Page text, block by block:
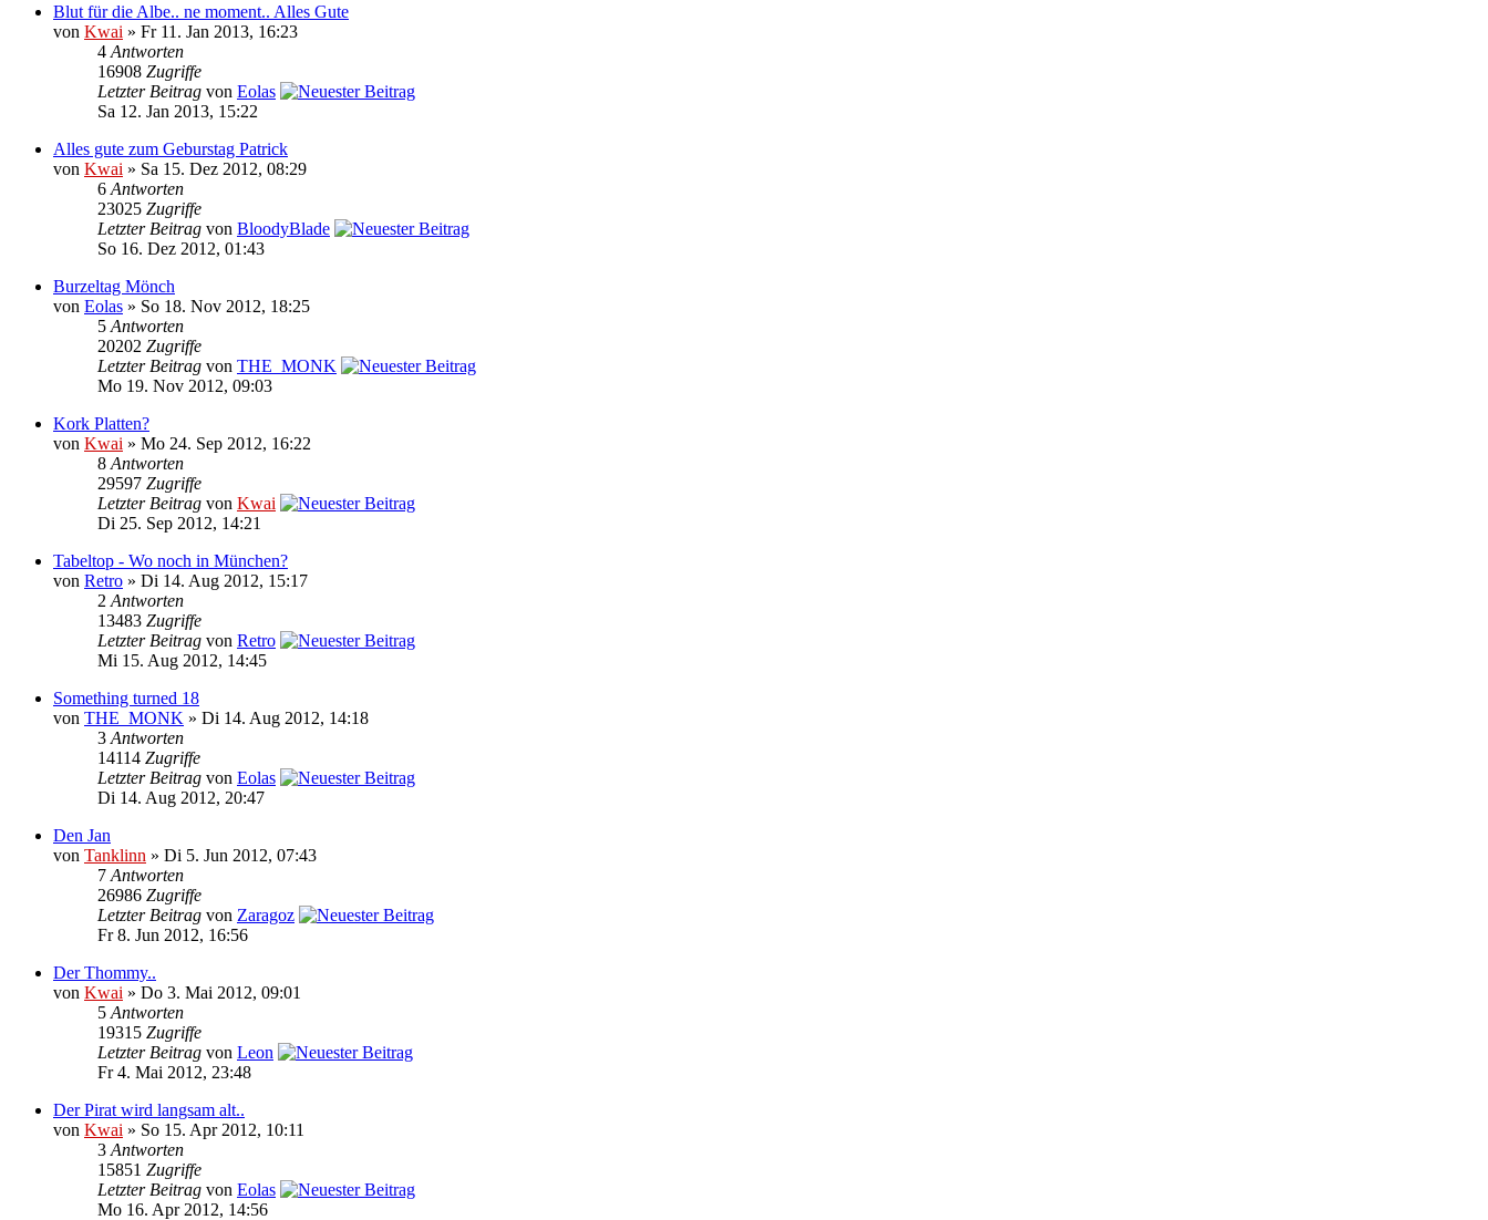
Blut für die Albe.. ne moment.. Alles Gute
von Kwai » Fr 11. Jan 2013, 16:23
4 Antworten
16908 Zugriffe
Letzter Beitrag von Eolas
Sa 12. Jan 2013, 15:22
Alles gute zum Geburstag Patrick
von Kwai » Sa 15. Dez 2012, 08:29
6 Antworten
23025 Zugriffe
Letzter Beitrag von BloodyBlade
So 16. Dez 2012, 01:43
Burzeltag Mönch
von Eolas » So 18. Nov 2012, 18:25
5 Antworten
20202 Zugriffe
Letzter Beitrag von THE_MONK
Mo 19. Nov 2012, 09:03
Kork Platten?
von Kwai » Mo 24. Sep 2012, 16:22
8 Antworten
29597 Zugriffe
Letzter Beitrag von Kwai
Di 25. Sep 2012, 14:21
Tabeltop - Wo noch in München?
von Retro » Di 14. Aug 2012, 15:17
2 Antworten
13483 Zugriffe
Letzter Beitrag von Retro
Mi 15. Aug 2012, 14:45
Something turned 18
von THE_MONK » Di 14. Aug 2012, 14:18
3 Antworten
14114 Zugriffe
Letzter Beitrag von Eolas
Di 14. Aug 2012, 20:47
Den Jan
von Tanklinn » Di 5. Jun 2012, 07:43
7 Antworten
26986 Zugriffe
Letzter Beitrag von Zaragoz
Fr 8. Jun 2012, 16:56
Der Thommy..
von Kwai » Do 3. Mai 2012, 09:01
5 Antworten
19315 Zugriffe
Letzter Beitrag von Leon
Fr 4. Mai 2012, 23:48
Der Pirat wird langsam alt..
von Kwai » So 15. Apr 2012, 10:11
3 Antworten
15851 Zugriffe
Letzter Beitrag von Eolas
Mo 16. Apr 2012, 14:56